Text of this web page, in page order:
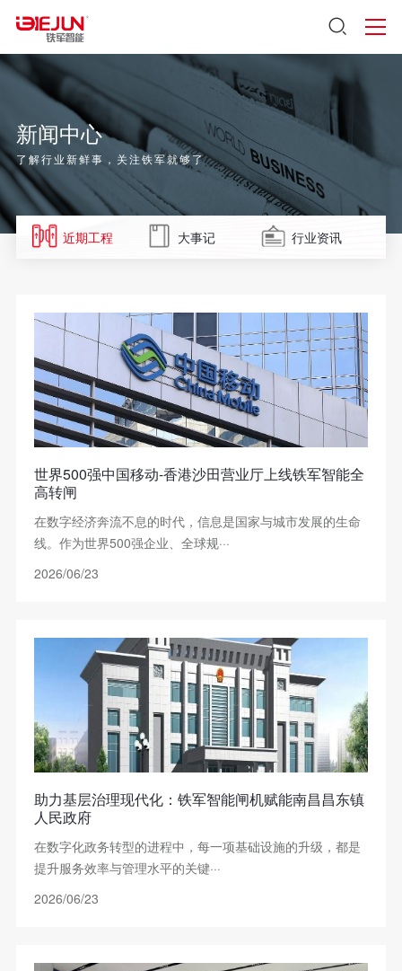
新闻中心
了解行业新鲜事，关注铁军就够了
近期工程 大事记 行业资讯
世界500强中国移动-香港沙田营业厅上线铁军智能全
高转闸
在数字经济奔流不息的时代，信息是国家与城市发展的生命
线。作为世界500强企业、全球规···
2026/06/23
助力基层治理现代化：铁军智能闸机赋能南昌昌东镇
人民政府
在数字化政务转型的进程中，每一项基础设施的升级，都是
提升服务效率与管理水平的关键···
2026/06/23